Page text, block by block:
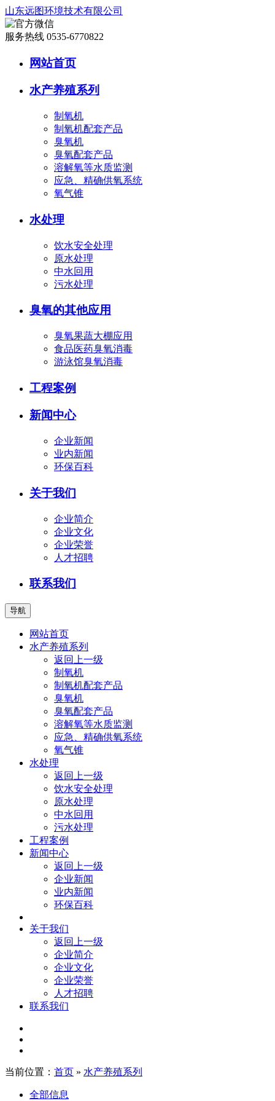
山东远图环境技术有限公司
服务热线 0535-6770822
网站首页
水产养殖系列
制氧机
制氧机配套产品
臭氧机
臭氧配套产品
溶解氧等水质监测
应急、精确供氧系统
氧气锥
水处理
饮水安全处理
原水处理
中水回用
污水处理
臭氧的其他应用
臭氧果蔬大棚应用
食品医药臭氧消毒
游泳馆臭氧消毒
工程案例
新闻中心
企业新闻
业内新闻
环保百科
关于我们
企业简介
企业文化
企业荣誉
人才招聘
联系我们
导航
网站首页
水产养殖系列
返回上一级
制氧机
制氧机配套产品
臭氧机
臭氧配套产品
溶解氧等水质监测
应急、精确供氧系统
氧气锥
水处理
返回上一级
饮水安全处理
原水处理
中水回用
污水处理
工程案例
新闻中心
返回上一级
企业新闻
业内新闻
环保百科
关于我们
返回上一级
企业简介
企业文化
企业荣誉
人才招聘
联系我们
当前位置： 首页 » 水产养殖系列
全部信息